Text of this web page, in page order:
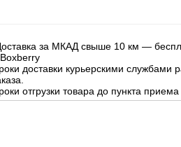
за МКАД свыше 10 км —
доставки курьерскими службами
отгрузки товара до пункта